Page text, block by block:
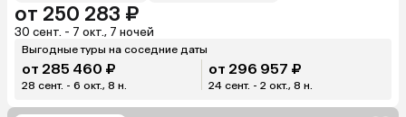
от 250 283 ₽
30 сент. - 7 окт., 7 ночей
Выгодные туры на соседние даты
от 285 460 ₽
28 сент. - 6 окт., 8 н.
от 296 957 ₽
24 сент. - 2 окт., 8 н.